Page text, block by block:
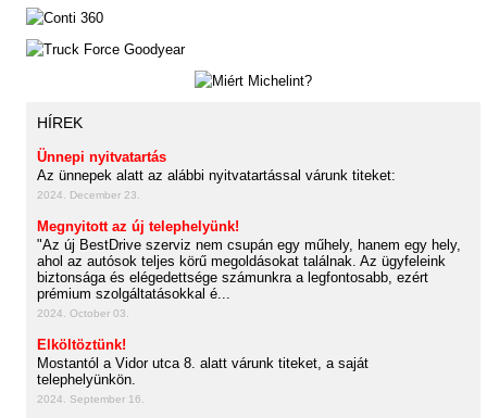
HÍREK
Ünnepi nyitvatartás
Az ünnepek alatt az alábbi nyitvatartással várunk titeket:
2024. December 23.
Megnyitott az új telephelyünk!
"Az új BestDrive szerviz nem csupán egy műhely, hanem egy hely,
ahol az autósok teljes körű megoldásokat találnak. Az ügyfeleink
biztonsága és elégedettsége számunkra a legfontosabb, ezért
prémium szolgáltatásokkal é...
2024. October 03.
Elköltöztünk!
Mostantól a Vidor utca 8. alatt várunk titeket, a saját
telephelyünkön.
2024. September 16.